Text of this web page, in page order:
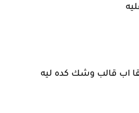
اب قالب وشك كده ليه